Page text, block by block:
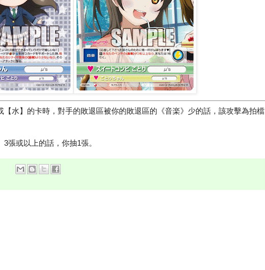
【水】的卡時，對手的敗退區被你的敗退區的《音楽》少的話，該攻擊為拍檔
張或以上的話，你抽1張。